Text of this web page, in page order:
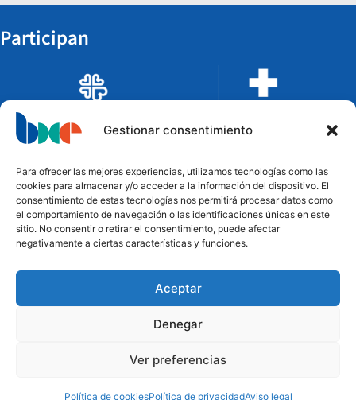
Gestionar consentimiento
Para ofrecer las mejores experiencias, utilizamos tecnologías como las
cookies para almacenar y/o acceder a la información del dispositivo. El
consentimiento de estas tecnologías nos permitirá procesar datos como
el comportamiento de navegación o las identificaciones únicas en este
sitio. No consentir o retirar el consentimiento, puede afectar
negativamente a ciertas características y funciones.
Aceptar
Denegar
Ver preferencias
Política de cookiesPolítica de privacidadAviso legal
Participan
Financian